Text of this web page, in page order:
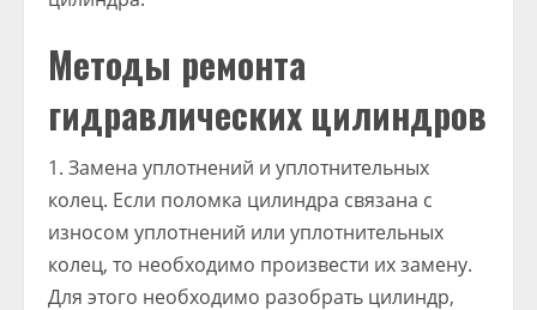
Методы ремонта
гидравлических цилиндров
1. Замена уплотнений и уплотнительных
колец. Если поломка цилиндра связана с
износом уплотнений или уплотнительных
колец, то необходимо произвести их замену.
Для этого необходимо разобрать цилиндр,